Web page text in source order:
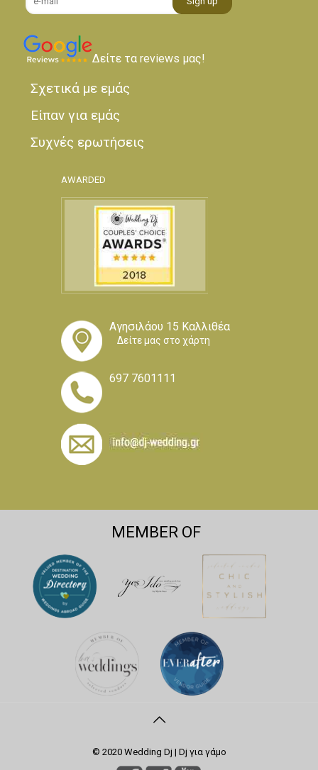
Δείτε τα reviews μας!
Σχετικά με εμάς
Είπαν για εμάς
Συχνές ερωτήσεις
AWARDED
Αγησιλάου 15 Καλλιθέα
Δείτε μας στο χάρτη
697 7601111
MEMBER OF
© 2020 Wedding Dj | Dj για γάμο